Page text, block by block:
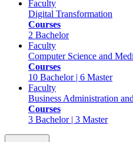
Faculty
Digital Transformation
Courses
2 Bachelor
Faculty
Computer Science and
Courses
10 Bachelor | 6 Master
Faculty
Business Administration
Courses
3 Bachelor | 3 Master